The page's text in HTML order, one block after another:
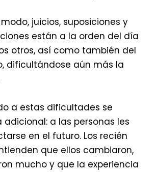
juicios, suposiciones y
están a la orden del día
otros, así como también del
dificultándose aún más la
a estas dificultades se
a las personas les
en el futuro. Los recién
que ellos cambiaron,
mucho y que la experiencia